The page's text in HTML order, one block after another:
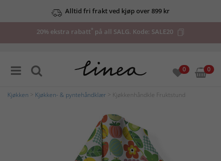
Alltid fri frakt ved kjøp over 899 kr
20% ekstra rabatt* på all SALG. Kode: SALE20
0 0
Kjøkken Kjøkken- & pyntehåndklær > Kjøkkenhåndkle Fruktstund